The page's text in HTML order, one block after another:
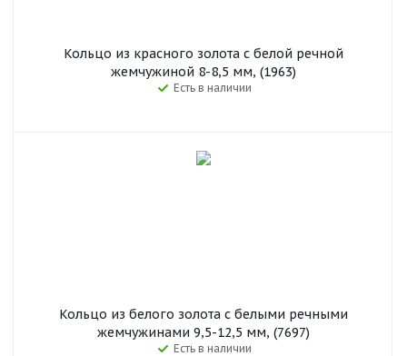
Кольцо из красного золота с белой речной
жемчужиной 8-8,5 мм, (1963)
Есть в наличии
Кольцо из белого золота с белыми речными
жемчужинами 9,5-12,5 мм, (7697)
Есть в наличии